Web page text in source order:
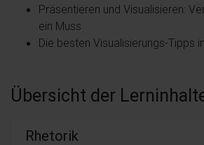
Präsentieren und Visualisieren:
ein Muss
Die besten Visualisierungs-Tipps
Übersicht der
Rhetorik